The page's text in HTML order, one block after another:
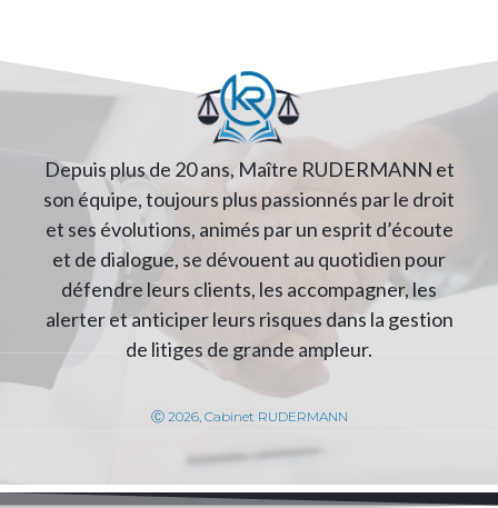
Depuis plus de 20 ans, Maître RUDERMANN et
son équipe, toujours plus passionnés par le droit
et ses évolutions, animés par un esprit d’écoute
et de dialogue, se dévouent au quotidien pour
défendre leurs clients, les accompagner, les
alerter et anticiper leurs risques dans la gestion
de litiges de grande ampleur.
Ⓒ 2026, Cabinet RUDERMANN